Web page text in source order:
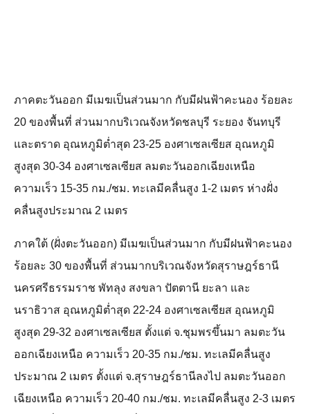
ภาคตะวันออก มีเมฆเป็นส่วนมาก กับมีฝนฟ้าคะนอง ร้อยละ
20 ของพื้นที่ ส่วนมากบริเวณจังหวัดชลบุรี ระยอง จันทบุรี
และตราด อุณหภูมิต่ำสุด 23-25 องศาเซลเซียส อุณหภูมิ
สูงสุด 30-34 องศาเซลเซียส ลมตะวันออกเฉียงเหนือ
ความเร็ว 15-35 กม./ชม. ทะเลมีคลื่นสูง 1-2 เมตร ห่างฝั่ง
คลื่นสูงประมาณ 2 เมตร
ภาคใต้ (ฝั่งตะวันออก) มีเมฆเป็นส่วนมาก กับมีฝนฟ้าคะนอง
ร้อยละ 30 ของพื้นที่ ส่วนมากบริเวณจังหวัดสุราษฎร์ธานี
นครศรีธรรมราช พัทลุง สงขลา ปัตตานี ยะลา และ
นราธิวาส อุณหภูมิต่ำสุด 22-24 องศาเซลเซียส อุณหภูมิ
สูงสุด 29-32 องศาเซลเซียส ตั้งแต่ จ.ชุมพรขึ้นมา ลมตะวัน
ออกเฉียงเหนือ ความเร็ว 20-35 กม./ชม. ทะเลมีคลื่นสูง
ประมาณ 2 เมตร ตั้งแต่ จ.สุราษฎร์ธานีลงไป ลมตะวันออก
เฉียงเหนือ ความเร็ว 20-40 กม./ชม. ทะเลมีคลื่นสูง 2-3 เมตร